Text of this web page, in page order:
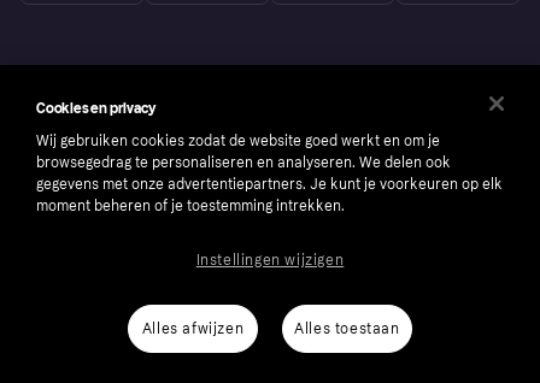
number: 556737-0431
Cookies Klarna.com
Cookies en privacy
Wij gebruiken cookies zodat de website goed werkt en om je
browsegedrag te personaliseren en analyseren. We delen ook
gegevens met onze advertentiepartners. Je kunt je voorkeuren op elk
moment beheren of je toestemming intrekken.
Alles afwijzen Alles toestaan
Instellingen wijzigen